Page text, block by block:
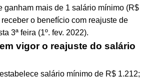
ganham mais de 1 salário mínimo (R$
o benefício com reajuste de
3ª feira (1º. fev. 2022).
vigor o reajuste do salário
salário mínimo de R$ 1.212;